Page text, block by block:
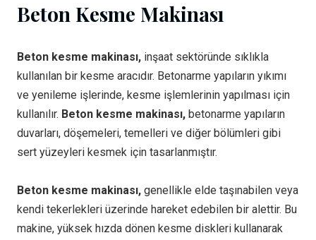
Beton Kesme Makinası
Beton kesme makinası, inşaat sektöründe sıklıkla
kullanılan bir kesme aracıdır. Betonarme yapıların yıkımı
ve yenileme işlerinde, kesme işlemlerinin yapılması için
kullanılır. Beton kesme makinası, betonarme yapıların
duvarları, döşemeleri, temelleri ve diğer bölümleri gibi
sert yüzeyleri kesmek için tasarlanmıştır.
Beton kesme makinası, genellikle elde taşınabilen veya
kendi tekerlekleri üzerinde hareket edebilen bir alettir. Bu
makine, yüksek hızda dönen kesme diskleri kullanarak